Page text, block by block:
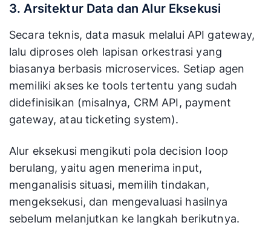
3. Arsitektur Data dan Alur Eksekusi
Secara teknis, data masuk melalui API gateway,
lalu diproses oleh lapisan orkestrasi yang
biasanya berbasis microservices. Setiap agen
memiliki akses ke tools tertentu yang sudah
didefinisikan (misalnya, CRM API, payment
gateway, atau ticketing system).
Alur eksekusi mengikuti pola decision loop
berulang, yaitu agen menerima input,
menganalisis situasi, memilih tindakan,
mengeksekusi, dan mengevaluasi hasilnya
sebelum melanjutkan ke langkah berikutnya.